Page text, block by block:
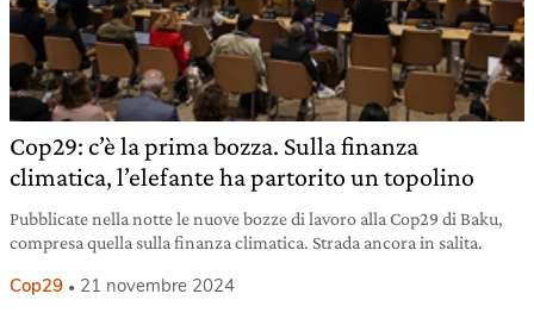
Cop29: c’è la prima bozza. Sulla finanza
climatica, l’elefante ha partorito un topolino
Pubblicate nella notte le nuove bozze di lavoro alla Cop29 di Baku,
compresa quella sulla finanza climatica. Strada ancora in salita.
Cop29 21 novembre 2024